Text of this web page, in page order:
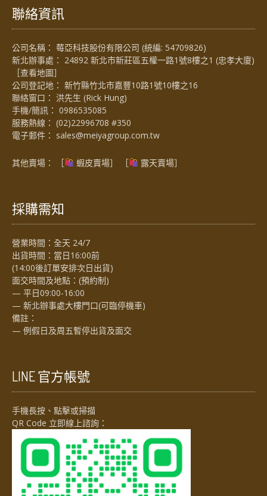
聯絡資訊
公司名稱： 莓亞科技股份有限公司 (統編: 54709826)
新北辦事處： 24892 新北市新莊區五權一路1號8樓之1 (忠孝大廈)
［查看地圖］
公司登記地： 新竹縣竹北市嘉豐10路1號10樓之16
聯絡窗口： 洪先生 (Rick Hung)
手機/簡訊： 0986535085
服務熱線： (02)22996708 #350
電子郵件： sales@meiyagroup.com.tw
其他賣場： ［ 蝦皮賣場］ ［ 露天賣場］
採購需知
營業時間：全天 24/7
出貨時間：當日16:00前
(14:00後訂單安排次日出貨)
面交時間及地點：(預約制)
— 平日09:00-16:00
— 新北辦事處大樓門口(可臨停機車)
備註：
— 例假日及周五暫停出貨及面交
LINE 官方帳號
手機長按、點擊或掃描
QR Code 立即線上諮詢：